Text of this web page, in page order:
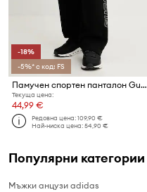
-18%
-5%* с код: FS
Памучен спортен панталон Guess MENTORE
Текуща цена:
44,99 €
Редовна цена:109,90 €
Най-ниска цена:54,90 €
Популярни категории
Мъжки анцузи adidas